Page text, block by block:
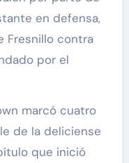
en defensa,
Fresnillo contra
por el
marcó cuatro
de la deliciense
que inició